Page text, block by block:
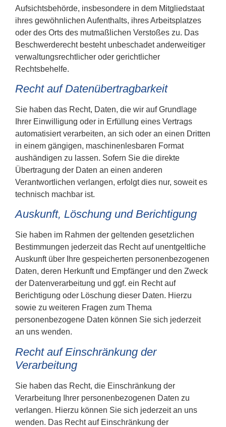
Aufsichtsbehörde, insbesondere in dem Mitgliedstaat
ihres gewöhnlichen Aufenthalts, ihres Arbeitsplatzes
oder des Orts des mutmaßlichen Verstoßes zu. Das
Beschwerderecht besteht unbeschadet anderweitiger
verwaltungsrechtlicher oder gerichtlicher
Rechtsbehelfe.
Recht auf Daten­übertrag­barkeit
Sie haben das Recht, Daten, die wir auf Grundlage
Ihrer Einwilligung oder in Erfüllung eines Vertrags
automatisiert verarbeiten, an sich oder an einen Dritten
in einem gängigen, maschinenlesbaren Format
aushändigen zu lassen. Sofern Sie die direkte
Übertragung der Daten an einen anderen
Verantwortlichen verlangen, erfolgt dies nur, soweit es
technisch machbar ist.
Auskunft, Löschung und Berichtigung
Sie haben im Rahmen der geltenden gesetzlichen
Bestimmungen jederzeit das Recht auf unentgeltliche
Auskunft über Ihre gespeicherten personenbezogenen
Daten, deren Herkunft und Empfänger und den Zweck
der Datenverarbeitung und ggf. ein Recht auf
Berichtigung oder Löschung dieser Daten. Hierzu
sowie zu weiteren Fragen zum Thema
personenbezogene Daten können Sie sich jederzeit
an uns wenden.
Recht auf Einschränkung der
Verarbeitung
Sie haben das Recht, die Einschränkung der
Verarbeitung Ihrer personenbezogenen Daten zu
verlangen. Hierzu können Sie sich jederzeit an uns
wenden. Das Recht auf Einschränkung der